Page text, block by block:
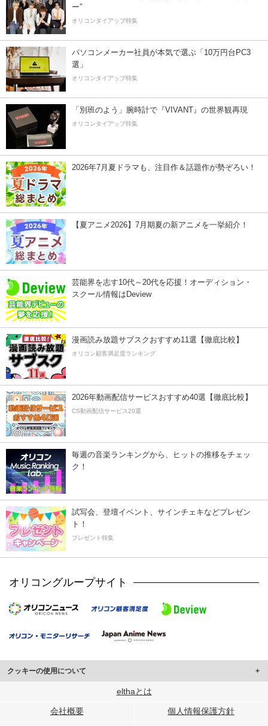
ー”
オリコンタイアップ特集
パソコンメーカー社員が本気で選ぶ「10万円台PC3
選」
オリコンタイアップ特集
「別班のよう」腕時計で『VIVANT』の世界観再現
オリコンタイアップ特集
2026年7月夏ドラマも、注目作＆話題作が勢ぞろい！
【夏アニメ2026】7月期夏の新アニメを一挙紹介！
芸能界を志す10代～20代を応援！オーディション・
スクール情報はDeview
漫画読み放題サブスクおすすめ11選【徹底比較】
オリコン顧客満足度ランキング
2026年動画配信サービスおすすめ40選【徹底比較】
CS動画配信サービス20選
毎週の音楽ランキングから、ヒットの推移をチェッ
ク！
試写会、登壇イベント、サインチェキなどプレゼン
ト！
プレゼント特集
オリコングループサイト
クッキーの使用について
このサイトでは Cookie を使用して、ユーザーに合わせたコンテンツや広告の
行っています。
elthaとは
会社概要 個人情報保護方針